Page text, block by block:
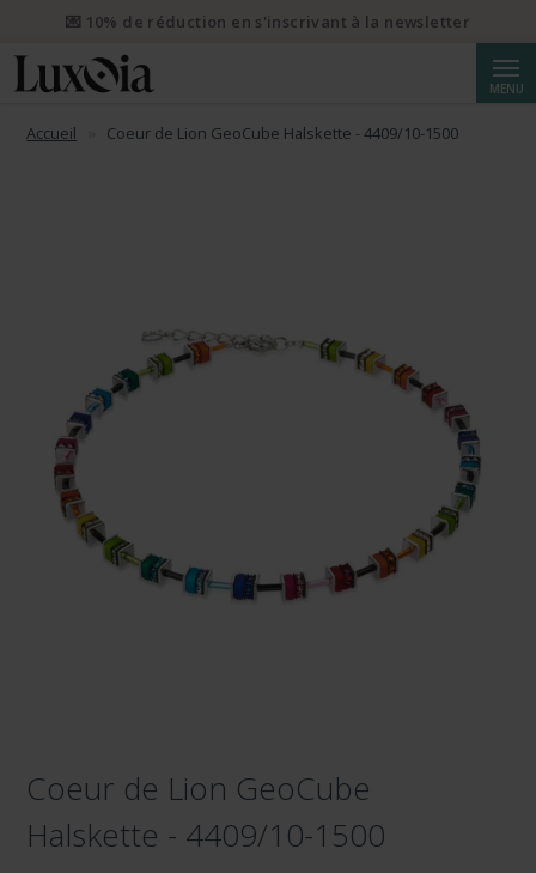
MENU
Accueil Coeur de Lion GeoCube Halskette - 4409/10-1500
Coeur de Lion GeoCube
Halskette - 4409/10-1500
💌 10% de réduction en s'inscrivant à la newsletter